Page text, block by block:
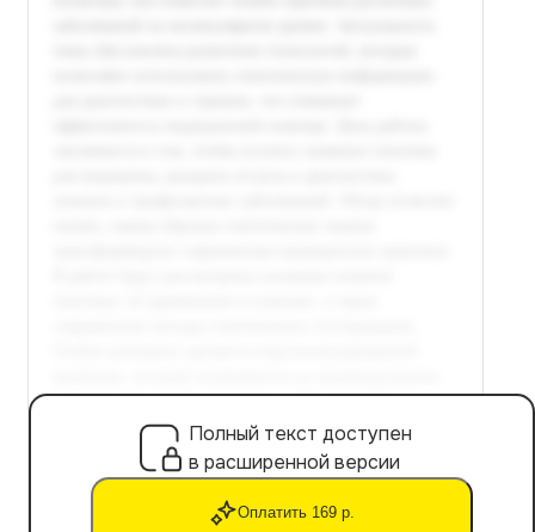
Полный текст доступен
в расширенной версии
Оплатить 169 р.